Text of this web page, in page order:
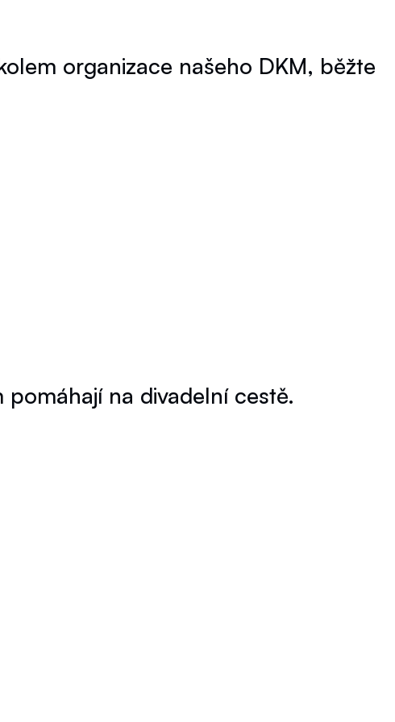
organizace našeho DKM, běžte
na divadelní cestě.